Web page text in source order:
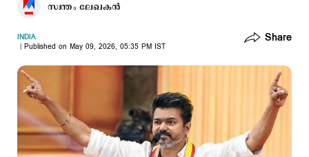
സ്വന്തം ലേഖകൻ
INDIA
Published on May 09, 2026, 05:35 PM IST
Share